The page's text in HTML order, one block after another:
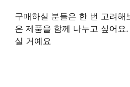
구매하실 분들은 한 번 고려해
은 제품을 함께 나누고 싶어요
실 거예요